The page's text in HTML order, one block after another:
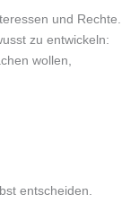
und Rechte.
zu entwickeln:
wollen,
entscheiden.